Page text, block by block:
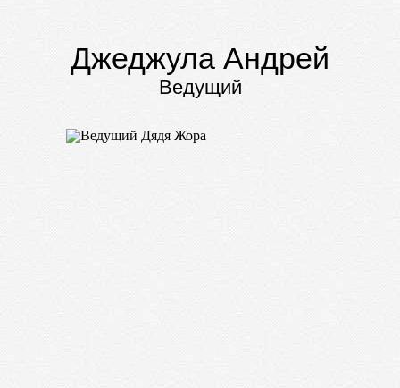
Джеджула Андрей
Ведущий